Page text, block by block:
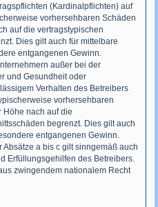
(Kardinalpflichten) auf
vorhersehbaren Schäden
auf die vertragstypischen
Dies gilt auch für mittelbare
entgangenen Gewinn.
außer bei der
und Gesundheit oder
Verhalten des Betreibers
vorhersehbaren
Höhe nach auf die
begrenzt. Dies gilt auch
entgangenen Gewinn.
a bis c gilt sinngemäß auch
Erfüllungsgehilfen des Betreibers.
zwingendem nationalem Recht